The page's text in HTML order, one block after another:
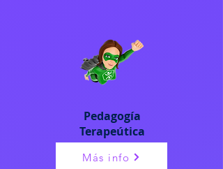
Pedagogía
Terapeútica
Más info